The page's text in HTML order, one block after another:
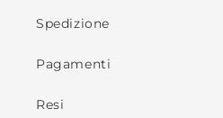
Spedizione
Pagamenti
Resi